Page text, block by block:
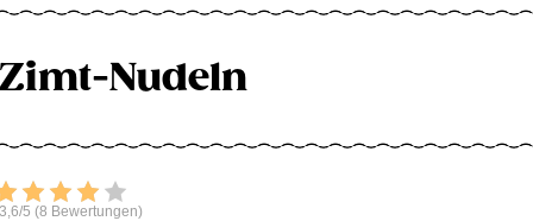
Nudeln
Bewerten
5 (8 Bewertungen)